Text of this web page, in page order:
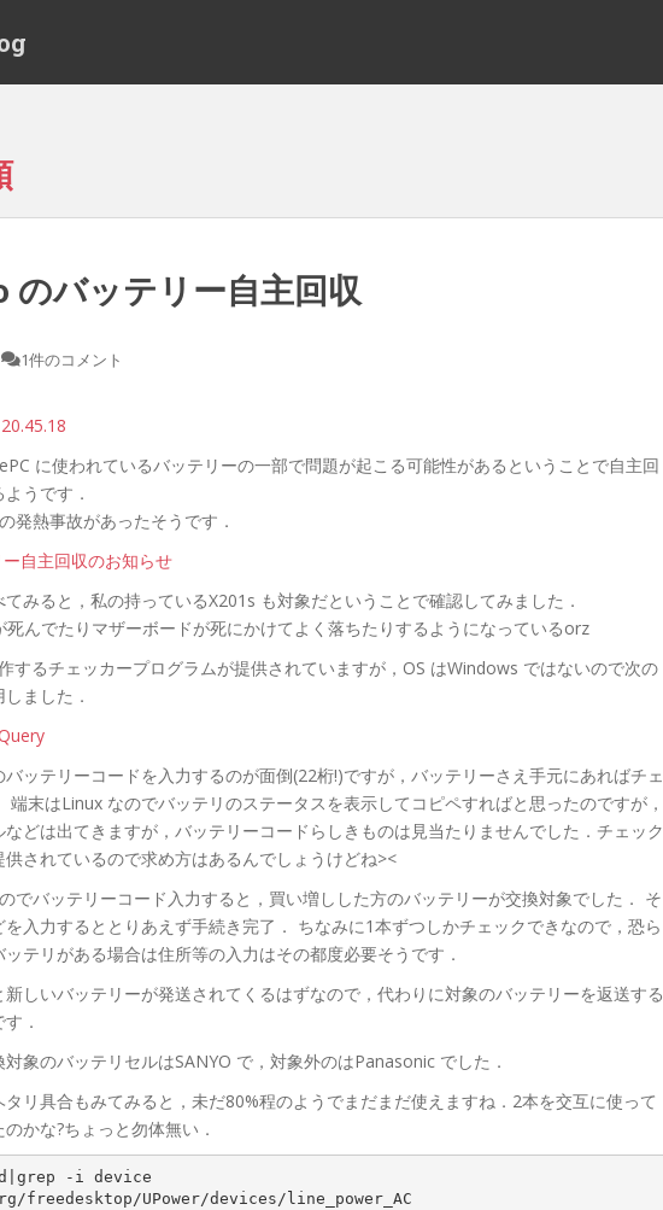
のバッテリー自主回収
1件のコメント
に使われているバッテリーの一部で問題が起こる可能性があるということで自主回
うです．
発熱事故があったそうです．
自主回収のお知らせ
みると，私の持っているX201s も対象だということで確認してみました．
死んでたりマザーボードが死にかけてよく落ちたりするようになっているorz
するチェッカープログラムが提供されていますが，OS はWindows ではないので次の
ました．
ッテリーコードを入力するのが面倒(22桁!)ですが，バッテリーさえ手元にあればチェ
端末はLinux なのでバッテリのステータスを表示してコピペすればと思ったのですが，
どは出てきますが，バッテリーコードらしきものは見当たりませんでした．チェック
供されているので求め方はあるんでしょうけどね><
でバッテリーコード入力すると，買い増しした方のバッテリーが交換対象でした． そ
入力するととりあえず手続き完了． ちなみに1本ずつしかチェックできなので，恐ら
ッテリがある場合は住所等の入力はその都度必要そうです．
新しいバッテリーが発送されてくるはずなので，代わりに対象のバッテリーを返送する
．
象のバッテリセルはSANYO で，対象外のはPanasonic でした．
リ具合もみてみると，未だ80%程のようでまだまだ使えますね．2本を交互に使って
かな?ちょっと勿体無い．
-i device
freedesktop/UPower/devices/line_power_AC